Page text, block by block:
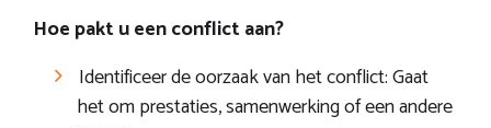
Hoe pakt u een conflict aan?
Identificeer de oorzaak van het conflict: Gaat
het om prestaties, samenwerking of een andere